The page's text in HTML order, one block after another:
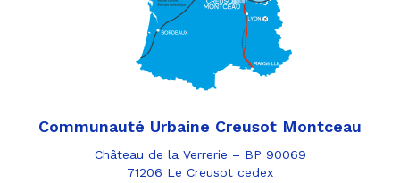
Communauté Urbaine Creusot Montceau
Château de la Verrerie – BP 90069
71206 Le Creusot cedex